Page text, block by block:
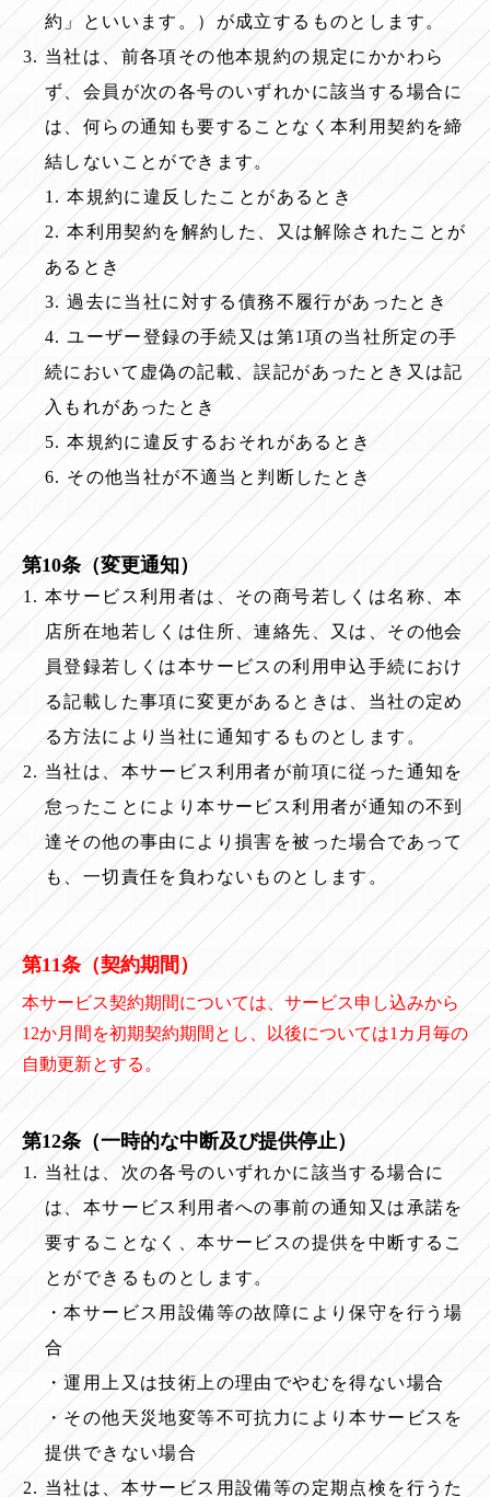
約」といいます。）が成立するものとします。
当社は、前各項その他本規約の規定にかかわら
ず、会員が次の各号のいずれかに該当する場合に
は、何らの通知も要することなく本利用契約を締
結しないことができます。
1. 本規約に違反したことがあるとき
2. 本利用契約を解約した、又は解除されたことが
あるとき
3. 過去に当社に対する債務不履行があったとき
4. ユーザー登録の手続又は第1項の当社所定の手
続において虚偽の記載、誤記があったとき又は記
入もれがあったとき
5. 本規約に違反するおそれがあるとき
6. その他当社が不適当と判断したとき
第10条（変更通知）
本サービス利用者は、その商号若しくは名称、本
店所在地若しくは住所、連絡先、又は、その他会
員登録若しくは本サービスの利用申込手続におけ
る記載した事項に変更があるときは、当社の定め
る方法により当社に通知するものとします。
当社は、本サービス利用者が前項に従った通知を
怠ったことにより本サービス利用者が通知の不到
達その他の事由により損害を被った場合であって
も、一切責任を負わないものとします。
第11条（契約期間）
本サービス契約期間については、サービス申し込みから
12か月間を初期契約期間とし、以後については1カ月毎の
自動更新とする。
第12条（一時的な中断及び提供停止）
当社は、次の各号のいずれかに該当する場合に
は、本サービス利用者への事前の通知又は承諾を
要することなく、本サービスの提供を中断するこ
とができるものとします。
・本サービス用設備等の故障により保守を行う場
合
・運用上又は技術上の理由でやむを得ない場合
・その他天災地変等不可抗力により本サービスを
提供できない場合
当社は、本サービス用設備等の定期点検を行うた